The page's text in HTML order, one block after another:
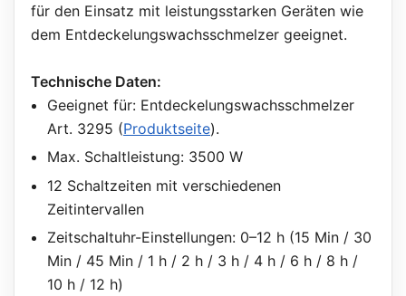
für den Einsatz mit leistungsstarken Geräten wie
dem Entdeckelungswachsschmelzer geeignet.
Technische Daten:
Geeignet für: Entdeckelungswachsschmelzer
Art. 3295 (Produktseite).
Max. Schaltleistung: 3500 W
12 Schaltzeiten mit verschiedenen
Zeitintervallen
Zeitschaltuhr-Einstellungen: 0–12 h (15 Min / 30
Min / 45 Min / 1 h / 2 h / 3 h / 4 h / 6 h / 8 h /
10 h / 12 h)